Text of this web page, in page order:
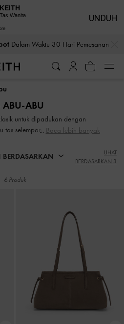
Dalam Waktu 30 Hari Pemesanan
Dalam Waktu 30 Hari Pemesanan
ABU-ABU
untuk dipadukan dengan
tas selempang chic yang bisa
memberikan sentuhan glamor
backpack praktis sebagai teman
favorit Anda.
Baca lebih banyak
BERDASARKAN
LIHAT
BERDASARKAN 3
6 Produk
Wanita UNDUH